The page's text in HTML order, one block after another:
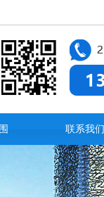
联系我们